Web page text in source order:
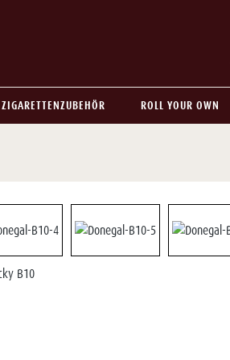
ZIGARETTENZUBEHÖR ROLL YOUR OWN